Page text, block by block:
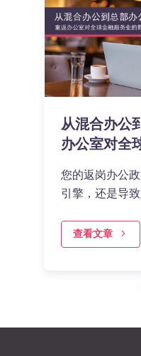
从混合办公
办公室对全
您的返岗办公
引擎，还是导
查看文章